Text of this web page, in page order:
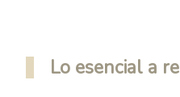
Lo esencial a